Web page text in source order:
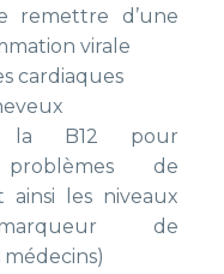
remettre d’une
virale
cardiaques
la B12 pour
de
ainsi les niveaux
de
médecins)